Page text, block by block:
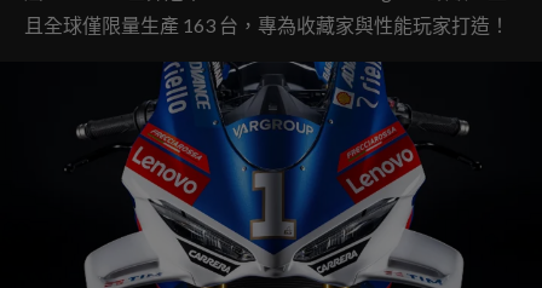
且全球僅限量生產 163 台，專為收藏家與性能玩家打造！